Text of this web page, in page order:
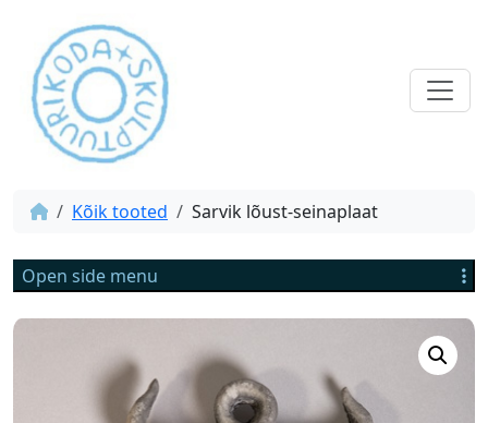
Kõik tooted Sarvik lõust-seinaplaat
Open side menu